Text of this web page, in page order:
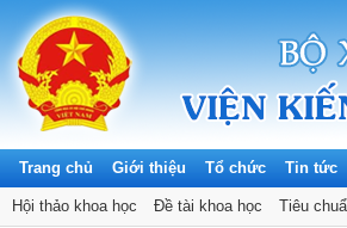
Trang chủ Giới thiệu Tổ chức Tin tức
Hội thảo khoa học Đề tài khoa học Tiêu
Tuesday, 11/08/2026